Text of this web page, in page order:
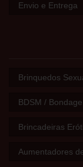
Envio e Entrega
Brinquedos
BDSM / Bondage
Brincadeiras
Aumentadores